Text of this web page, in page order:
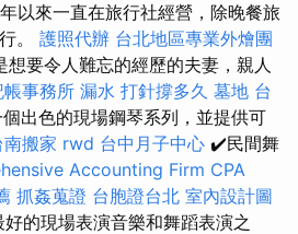
以來一直在旅行社經營，除晚餐旅
。 護照代辦 台北地區專業外燴團
想要令人難忘的經歷的夫妻，親人
帳事務所 漏水 打針撐多久 墓地 台
出色的現場鋼琴系列，並提供可
南搬家 rwd 台中月子中心 ✔️民間舞
Accounting Firm CPA
抓姦蒐證 台胞證台北 室內設計圖
好的現場表演音樂和舞蹈表演之